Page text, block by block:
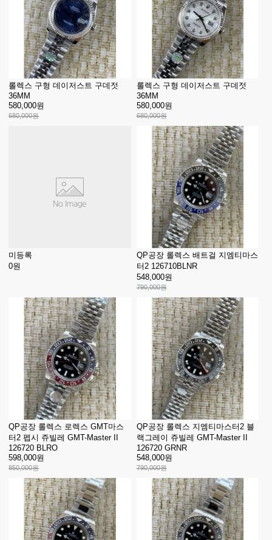
롤렉스 구형 데이저스트 구데젓
36MM
580,000원
680,000원
롤렉스 구형 데이저스트 구데젓
36MM
580,000원
680,000원
미등록
0원
QP공장 롤렉스 배트걸 지엠티마스
터2 126710BLNR
548,000원
790,000원
QP공장 롤렉스 로렉스 GMT마스
터2 펩시 쥬빌레 GMT-Master II
126720 BLRO
598,000원
850,000원
QP공장 롤렉스 지엠티마스터2 블
랙그레이 쥬빌레 GMT-Master II
126720 GRNR
548,000원
790,000원